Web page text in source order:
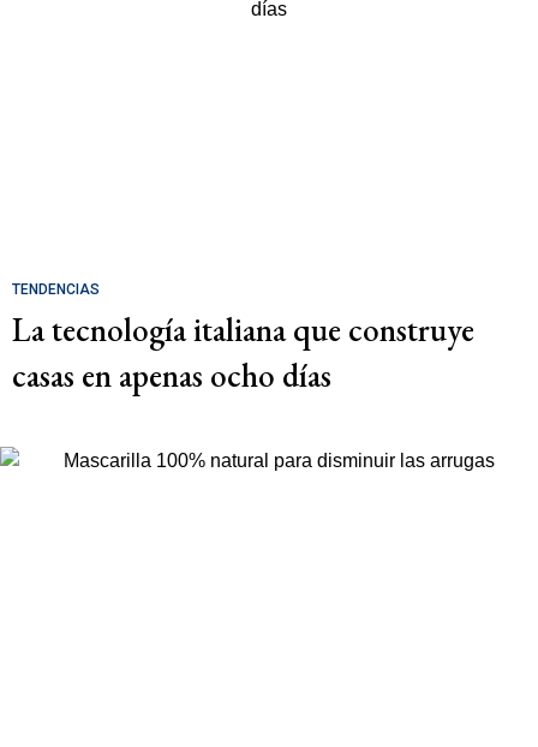
TENDENCIAS
La tecnología italiana que construye
casas en apenas ocho días